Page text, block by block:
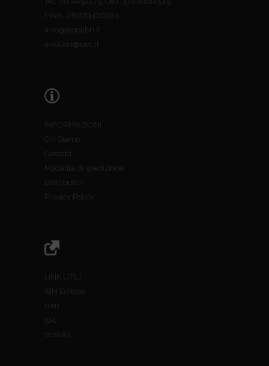
P.IVA: 08679420581
avio@aviolibri.it
aviolibri@pec.it
INFORMAZIONI
Chi Siamo
Contatti
Modalità di spedizione
Distributori
Privacy Policy
LINK UTILI
IBN Editore
ulm
jp4
Scrivici